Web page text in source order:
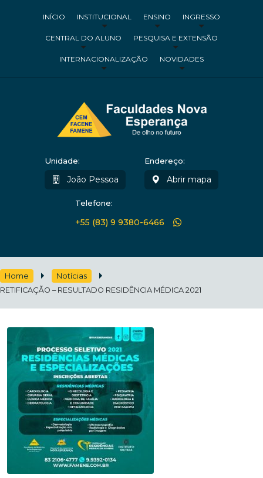
INÍCIO INSTITUCIONAL ENSINO INGRESSO
CENTRAL DO ALUNO PESQUISA E EXTENSÃO
INTERNACIONALIZAÇÃO NOVIDADES
Unidade:
João Pessoa
Endereço:
Abrir mapa
Telefone:
+55 (83) 9 9380-6466
Home
Notícias
RETIFICAÇÃO – RESULTADO RESIDÊNCIA MÉDICA 2021